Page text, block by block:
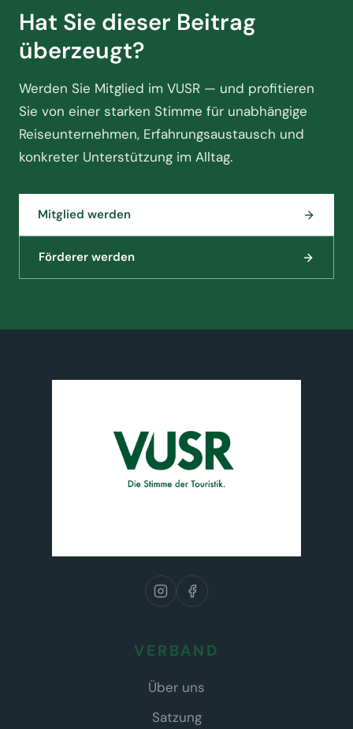
Hat Sie dieser Beitrag
überzeugt?
Werden Sie Mitglied im VUSR — und profitieren
Sie von einer starken Stimme für unabhängige
Reiseunternehmen, Erfahrungsaustausch und
konkreter Unterstützung im Alltag.
Mitglied werden
Förderer werden
VERBAND
Über uns
Satzung